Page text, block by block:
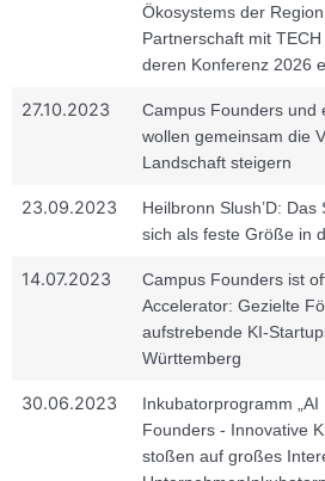
Ökosystems der
Partnerschaft mit
deren Konferenz 2026
27.10.2023
Campus Founders und
wollen gemeinsam die
Landschaft steigern
23.09.2023
Heilbronn Slush’D:
sich als feste Größe in
14.07.2023
Campus Founders ist
Accelerator: Gezielte
aufstrebende KI-
Württemberg
30.06.2023
Inkubatorprogramm
Founders - Innovative
stoßen auf großes